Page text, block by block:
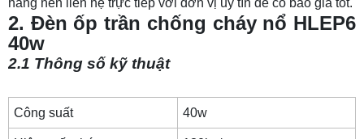
hàng nên liên hệ trực tiếp với đơn vị uy tín để có báo giá tốt.
2. Đèn ốp trần chống cháy nổ HLEP6
40w
2.1 Thông số kỹ thuật
Công suất 40w